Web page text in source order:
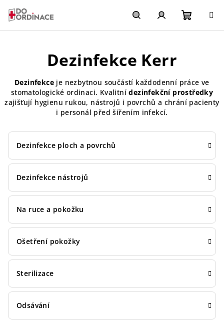
obsah
HledatPřihlášení
Dezinfekce Kerr
Dezinfekce je nezbytnou součástí každodenní práce ve
stomatologické ordinaci. Kvalitnídezinfekční prostředky
zajišťují hygienu rukou, nástrojů i povrchů a chrání pacienty
i personál před šířením infekcí.
Dezinfekce ploch a povrchů
Dezinfekce nástrojů
Na ruce a pokožku
Ošetření pokožky
Sterilizace
Odsávání